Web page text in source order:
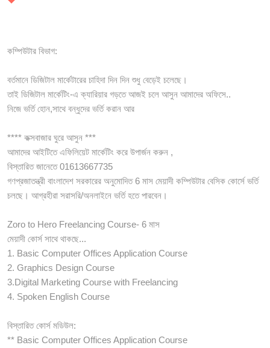
কম্পিউটার বিভাগ:
বর্তমানে ডিজিটাল মার্কেটারের চাহিদা দিন দিন শুধু বেড়েই চলেছে।
তাই ডিজিটাল মার্কেটিং-এ ক্যারিয়ার গড়তে আজই চলে আসুন আমাদের অফিসে..
নিজে ভর্তি হোন,সাথে বন্ধুদের ভর্তি করান আর
**** কক্সবাজার ঘুরে আসুন ***
আমাদের আইটিতে এফিলিয়েট মার্কেটিং করে উপার্জন করুন ,
বিস্তারিত জানেতে 01613667735
গণপ্রজাতন্ত্রী বাংলাদেশ সরকারের অনুমোদিত 6 মাস মেয়াদী কম্পিউটার বেসিক কোর্সে ভর্তি
চলছে। আগ্রহীরা সরাসরি/অনলাইনে ভর্তি হতে পারবেন।
Zoro to Hero Freelancing Course- 6 মাস
মেয়াদী কোর্স সাথে থাকছে...
1. Basic Computer Offices Application Course
2. Graphics Design Course
3.Digital Marketing Course with Freelancing
4. Spoken English Course
বিস্তারিত কোর্স মডিউল:
** Basic Computer Offices Application Course